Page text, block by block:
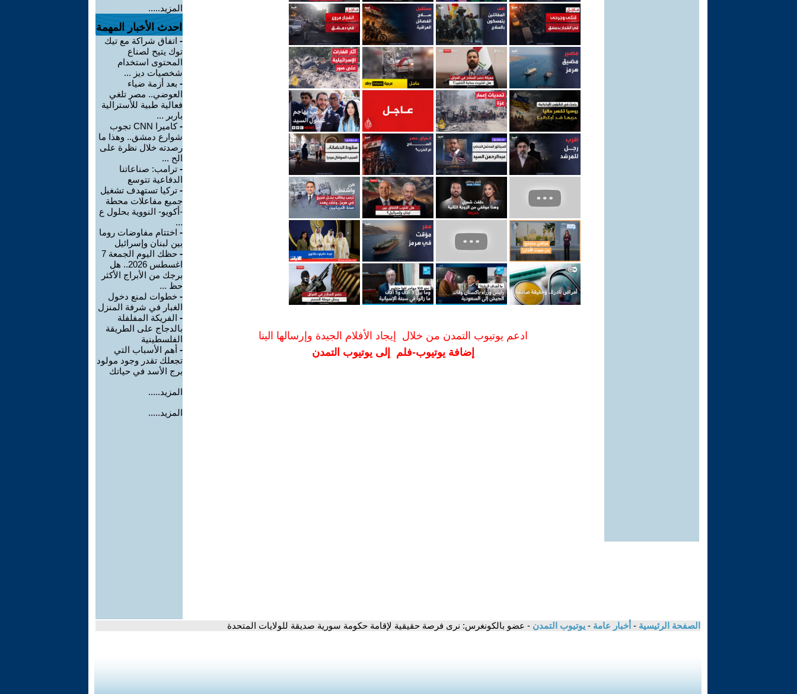
ادعم يوتيوب التمدن من خلال إيجاد الأفلام الجيدة وإرسالها الينا
إضافة يوتيوب-فلم إلى يوتيوب التمدن
المزيد.....
احدث الأخبار المهمة
- اتفاق شراكة مع تيك
توك يتيح لصناع
المحتوى استخدام
شخصيات ديز ...
- بعد أزمة ضياء
العوضي.. مصر تلغي
فعالية طبية للأسترالية
باربر ...
-
كاميرا CNN تجوب
شوارع دمشق.. وهذا ما
رصدته خلال نظرة على
الح ...
- ترامب: صناعاتنا
الدفاعية تتوسع
- تركيا تستهدف تشغيل
جميع مفاعلات محطة
-أكويو- النووية بحلول ع
...
- اختتام مفاوضات روما
بين لبنان وإسرائيل
-
حظك اليوم الجمعة 7
اغسطس 2026.. هل
برجك من الأبراج الأكثر
حظ ...
- خطوات لمنع دخول
الغبار في شرفة المنزل
- الفريكة المفلفلة
بالدجاج على الطريقة
الفلسطينية
- أهم الأسباب التي
تجعلك تقدر وجود مولود
برج الأسد في حياتك
المزيد.....
المزيد.....
الصفحة الرئيسية - أخبار عامة - يوتيوب التمدن - عضو بالكونغرس: نرى فرصة حقيقية لإقامة حكومة سورية صديقة للولايات المتحدة